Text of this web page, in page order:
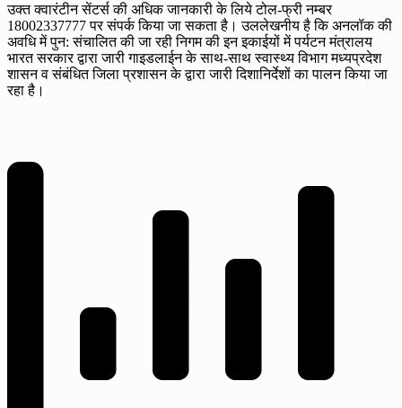
उक्त क्‍वारंटीन सेंटर्स की अधिक जानकारी के लिये टोल-फ्री नम्‍बर
18002337777 पर संपर्क किया जा सकता है। उललेखनीय है कि अनलॉक की
अवधि में पुन: संचालित की जा रही निगम की इन इकाईयों में पर्यटन मंत्रालय
भारत सरकार द्वारा जारी गाइडलाईन के साथ-साथ स्वास्थ्य विभाग मध्‍यप्रदेश
शासन व संबंधित जिला प्रशासन के द्वारा जारी दिशानिर्देशों का पालन किया जा
रहा है।